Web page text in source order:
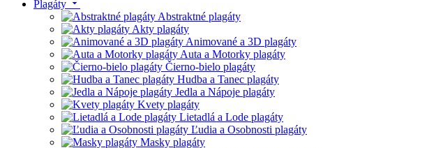
Plagáty
Abstraktné plagáty
Akty plagáty
Animované a 3D plagáty
Auta a Motorky plagáty
Čierno-bielo plagáty
Hudba a Tanec plagáty
Jedla a Nápoje plagáty
Kvety plagáty
Lietadlá a Lode plagáty
Ľudia a Osobnosti plagáty
Masky plagáty